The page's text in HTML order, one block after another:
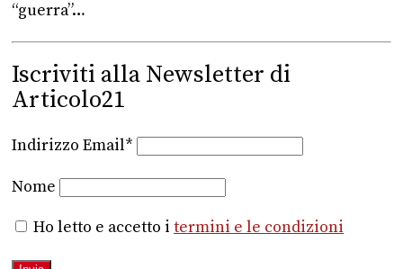
“guerra”…
Iscriviti alla Newsletter di
Articolo21
Indirizzo Email*
Nome
Ho letto e accetto i termini e le condizioni